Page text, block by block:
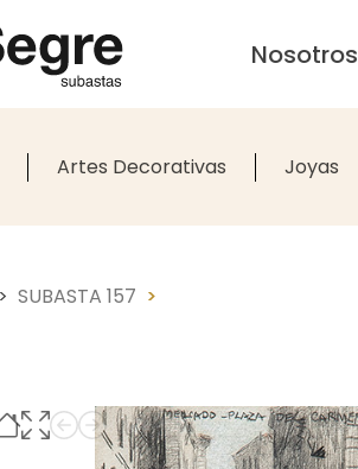
Nosotros
Artes Decorativas Joyas
SUBASTA 157